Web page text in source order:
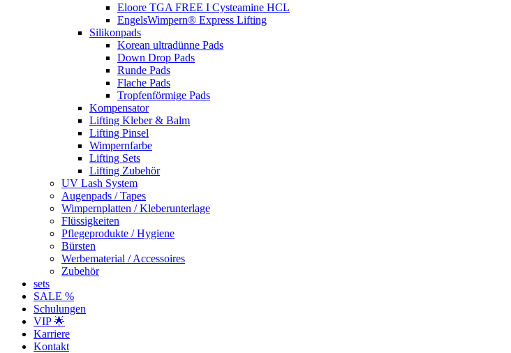
Eloore TGA FREE I Cysteamine HCL
EngelsWimpern® Express Lifting
Silikonpads
Korean ultradünne Pads
Down Drop Pads
Runde Pads
Flache Pads
Tropfenförmige Pads
Kompensator
Lifting Kleber & Balm
Lifting Pinsel
Wimpernfarbe
Lifting Sets
Lifting Zubehör
UV Lash System
Augenpads / Tapes
Wimpernplatten / Kleberunterlage
Flüssigkeiten
Pflegeprodukte / Hygiene
Bürsten
Werbematerial / Accessoires
Zubehör
sets
SALE %
Schulungen
VIP 🌟
Karriere
Kontakt